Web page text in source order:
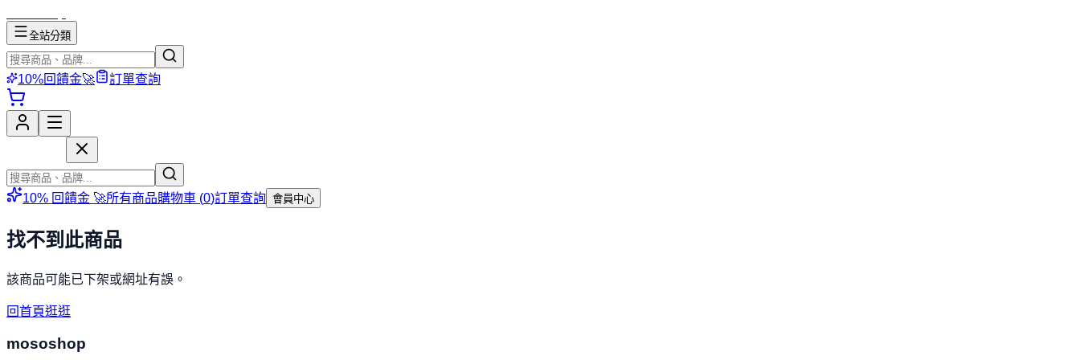
全站分類
10%回饋金🚀 訂單查詢
10% 回饋金 🚀所有商品購物車 (0)訂單查詢 會員中心
找不到此商品
該商品可能已下架或網址有誤。
回首頁逛逛
mososhop